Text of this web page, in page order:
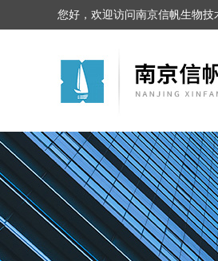
您好，欢迎访问南京信帆生物技